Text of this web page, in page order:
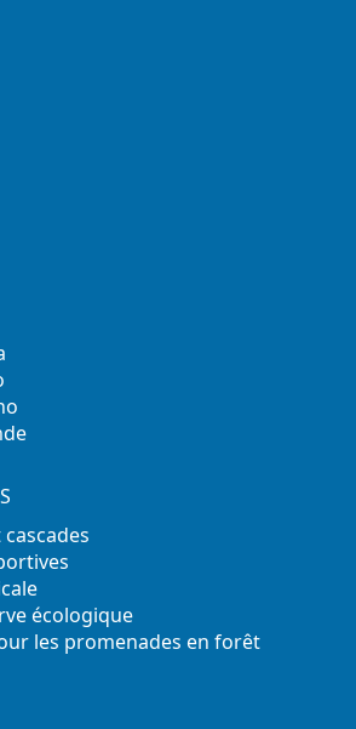
écologique
les promenades en forêt